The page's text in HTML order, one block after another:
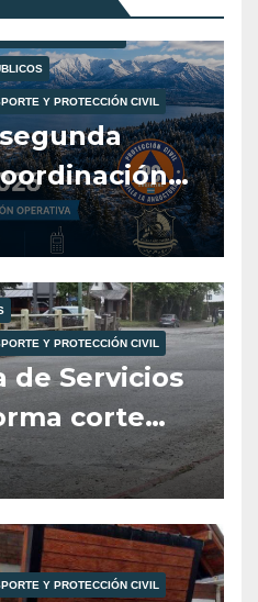
DE ATENCIÓN AL VECINO
Y PROTECCIÓN CIVIL
2026.
Y PROTECCIÓN CIVIL
de Servicios
corte
para
4 de
Y PROTECCIÓN CIVIL